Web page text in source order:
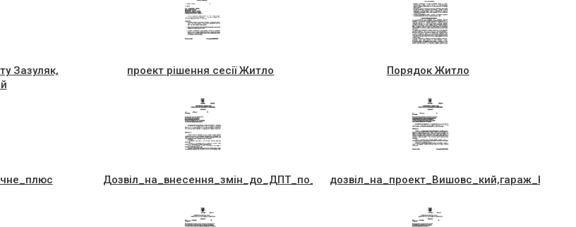
Зазуляк,
проект рішення сесії Житло Порядок Житло
Дозвiл_на_внесення_змiн_до_ДПТ_по_вул._Залiзнична